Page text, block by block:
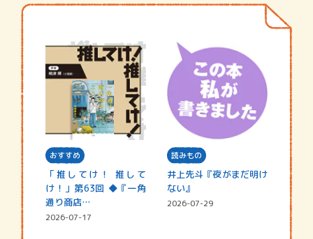
おすすめ
「推してけ！ 推して
け！」第63回 ◆『一角
通り商店…
2026-07-17
読みもの
井上先斗『夜がまだ明け
ない』
2026-07-29